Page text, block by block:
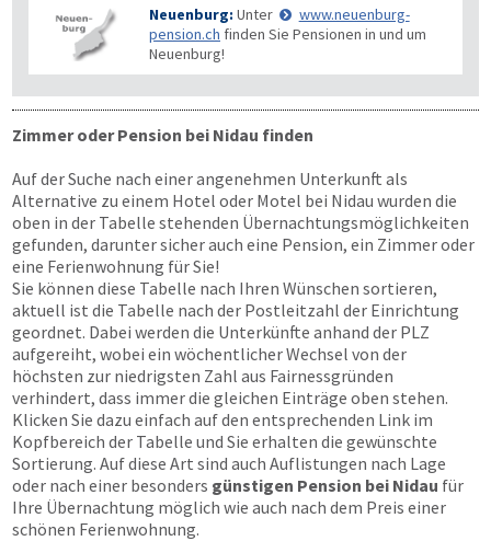
Neuenburg: Unter
www.neuenburg-
pension.ch finden Sie Pensionen in und um
Neuenburg!
Zimmer oder Pension bei Nidau finden
Auf der Suche nach einer angenehmen Unterkunft als
Alternative zu einem Hotel oder Motel bei Nidau wurden die
oben in der Tabelle stehenden Übernachtungs­möglichkeiten
gefunden, darunter sicher auch eine Pension, ein Zimmer oder
eine Ferienwohnung für Sie!
Sie können diese Tabelle nach Ihren Wünschen sortieren,
aktuell ist die Tabelle nach der Postleitzahl der Einrichtung
geordnet. Dabei werden die Unterkünfte anhand der PLZ
aufgereiht, wobei ein wöchentlicher Wechsel von der
höchsten zur niedrigsten Zahl aus Fairnessgründen
verhindert, dass immer die gleichen Einträge oben stehen.
Klicken Sie dazu einfach auf den entsprechenden Link im
Kopfbereich der Tabelle und Sie erhalten die gewünschte
Sortierung. Auf diese Art sind auch Auflistungen nach Lage
oder nach einer besonders günstigen Pension bei Nidau für
Ihre Übernachtung möglich wie auch nach dem Preis einer
schönen Ferienwohnung.